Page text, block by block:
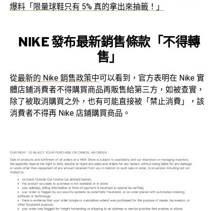
爆料「限量球鞋只有 5% 真的拿出來抽籤！」
NIKE 發布最新銷售條款「不得轉
售」
從最新的 Nike 銷售政策中可以看到，官方表明在 Nike 實
體店鋪消費者不得購買商品再販售給第三方，如被查實，
除了被取消購買之外，也有可能直接被「禁止消費」，該
消費者不得再 Nike 店鋪購買商品。